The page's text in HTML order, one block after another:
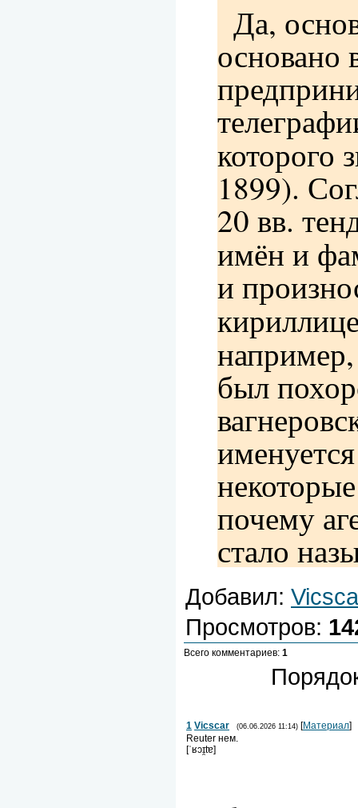
Да,
основано
которого
1899).
20 вв.
имён и
и
был
почему
стало
Добавил:
Просмотров:
Всего комментариев: 1
1 Vicscar (06.06.2026 11:14) [Материал]
Reuter нем.
[ˈʁɔɪ̯tɐ]